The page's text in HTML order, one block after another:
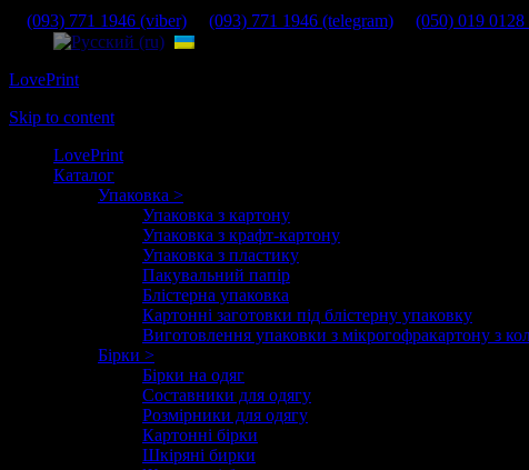
(093) 771 1946 (viber) (093) 771 1946 (telegram) (050) 019
LovePrint
Skip to content
LovePrint
Каталог
Упаковка >
Упаковка з картону
Упаковка з крафт-картону
Упаковка з пластику
Пакувальний папір
Блістерна упаковка
Картонні заготовки під блістерну упаковку
Виготовлення упаковки з мікрогофракартону з
Бірки >
Бірки на одяг
Составники для одягу
Розмірники для одягу
Картонні бірки
Шкіряні бирки